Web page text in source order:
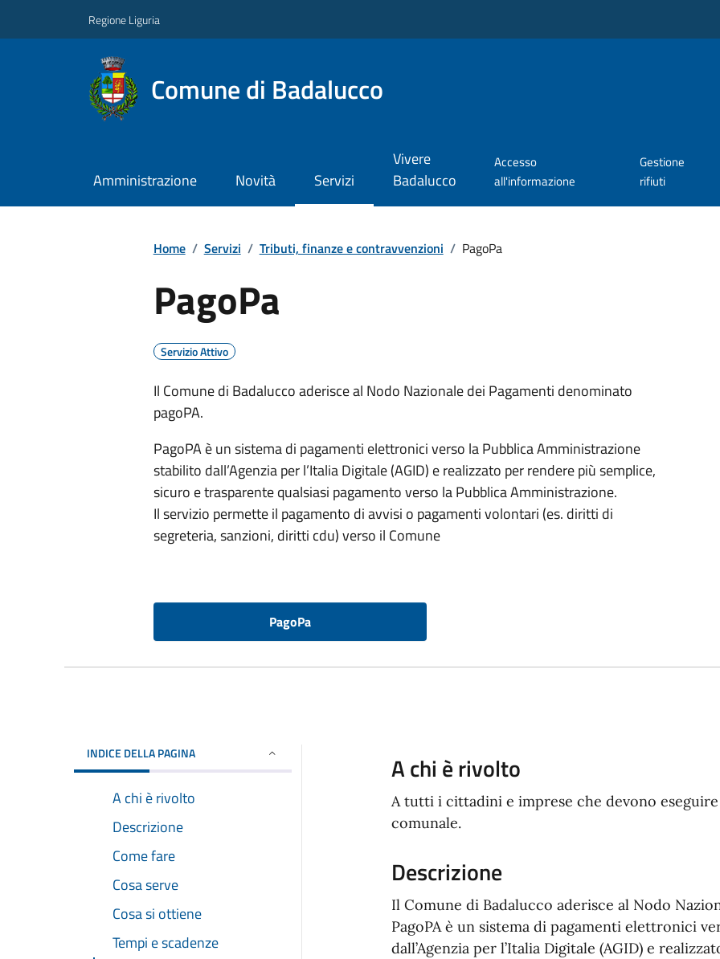
Regione Liguria
Comune di Badalucco
Amministrazione Novità Servizi
Vivere
Badalucco
Accesso
all'informazione
Gestione
rifiuti
Home / Servizi / Tributi, finanze e contravvenzioni / PagoPa
PagoPa
Servizio Attivo
Il Comune di Badalucco aderisce al Nodo Nazionale dei Pagamenti denominato
pagoPA.
PagoPA è un sistema di pagamenti elettronici verso la Pubblica Amministrazione
stabilito dall’Agenzia per l’Italia Digitale (AGID) e realizzato per rendere più semplice,
sicuro e trasparente qualsiasi pagamento verso la Pubblica Amministrazione.
Il servizio permette il pagamento di avvisi o pagamenti volontari (es. diritti di
segreteria, sanzioni, diritti cdu) verso il Comune
PagoPa
INDICE DELLA PAGINA
A chi è rivolto
Descrizione
Come fare
Cosa serve
Cosa si ottiene
Tempi e scadenze
A chi è rivolto
A tutti i cittadini e imprese che devono
comunale.
Descrizione
Il Comune di Badalucco aderisce al Nodo
PagoPA è un sistema di pagamenti elettronici
dall’Agenzia per l’Italia Digitale (AGID) e